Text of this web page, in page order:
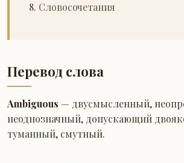
Словосочетания
Перевод слова
Ambiguous — двусмысленный,
неоднозначный, допускающий
туманный, смутный.